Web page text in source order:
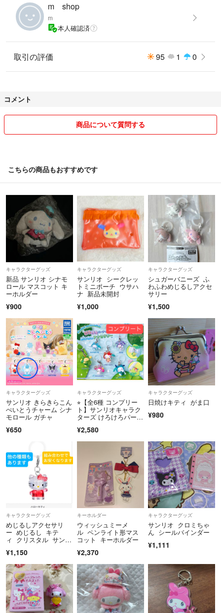
m shop
m
本人確認済
取引の評価 95 1 0
コメント
商品について質問する
こちらの商品もおすすめです
キャラクターグッズ
新品 サンリオ シナモ
ロール マスコット キ
ーホルダー
¥900
キャラクターグッズ
サンリオ シークレッ
トミニポーチ ウサハ
ナ 新品未開封
¥1,000
キャラクターグッズ
シュガーバニーズ ふ
わふわめじるしアクセ
サリー
¥1,500
キャラクターグッズ
サンリオ きらきらこん
ぺいとうチャーム シナ
モロール ガチャ
¥650
キャラクターグッズ
⭐︎【全6種 コンプリー
ト】サンリオキャラク
ターズ けろけろパーテ
リー
¥2,580
キャラクターグッズ
日焼けキティ がま口
¥980
キャラクターグッズ
めじるしアクセサリ
ー めじるし キテ
ィ クリスタル サンリ
ツ べリエちゃん 映
画 特典 キティ セイ
レーン
¥1,150
キーホルダー
ウィッシュミーメ
ル ペンライト形マス
コット キーホルダー
¥2,370
キャラクターグッズ
サンリオ クロミちゃ
ん シールバインダー
¥1,111